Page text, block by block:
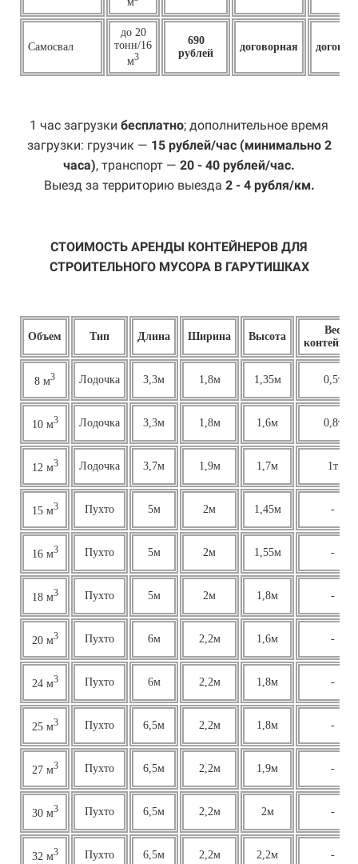
Самосвал
до 20
тонн/16
м3
690
рублей
договорная
1 час загрузки бесплатно; дополнительное время
загрузки: грузчик — 15 рублей/час (минимально 2
часа), транспорт — 20 - 40 рублей/час.
Выезд за территорию выезда 2 - 4 рубля/км.
СТОИМОСТЬ АРЕНДЫ КОНТЕЙНЕРОВ ДЛЯ
СТРОИТЕЛЬНОГО МУСОРА В ГАРУТИШКАХ
Объем Тип Длина Ширина Высота
Вес
8 м3 Лодочка 3,3м 1,8м 1,35м 0,5т
10 м3 Лодочка 3,3м 1,8м 1,6м 0,8т
12 м3 Лодочка 3,7м 1,9м 1,7м 1т
15 м3 Пухто 5м 2м 1,45м -
16 м3 Пухто 5м 2м 1,55м -
18 м3 Пухто 5м 2м 1,8м -
20 м3 Пухто 6м 2,2м 1,6м -
24 м3 Пухто 6м 2,2м 1,8м -
25 м3 Пухто 6,5м 2,2м 1,8м -
27 м3 Пухто 6,5м 2,2м 1,9м -
30 м3 Пухто 6,5м 2,2м 2м -
32 м3 Пухто 6,5м 2,2м 2,2м -